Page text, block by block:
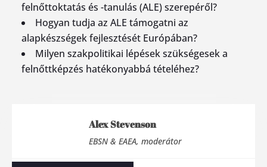
felnőttoktatás és -tanulás (ALE) szerepéről?
Hogyan tudja az ALE támogatni az
alapkészségek fejlesztését Európában?
Milyen szakpolitikai lépések szükségesek a
felnőttképzés hatékonyabbá tételéhez?
Alex Stevenson
EBSN & EAEA, moderátor